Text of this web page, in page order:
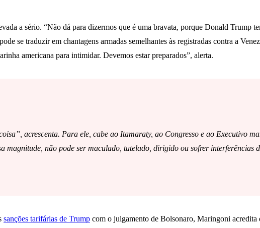
a sério. “Não dá para dizermos que é uma bravata, porque Donald Trump
se traduzir em chantagens armadas semelhantes às registradas contra a
americana para intimidar. Devemos estar preparados”, alerta.
acrescenta. Para ele, cabe ao Itamaraty, ao Congresso e ao Executivo
magnitude, não pode ser maculado, tutelado, dirigido ou sofrer interferências
sanções tarifárias de Trump com o julgamento de Bolsonaro, Maringoni